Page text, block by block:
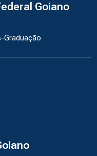
Goiano
Graduação